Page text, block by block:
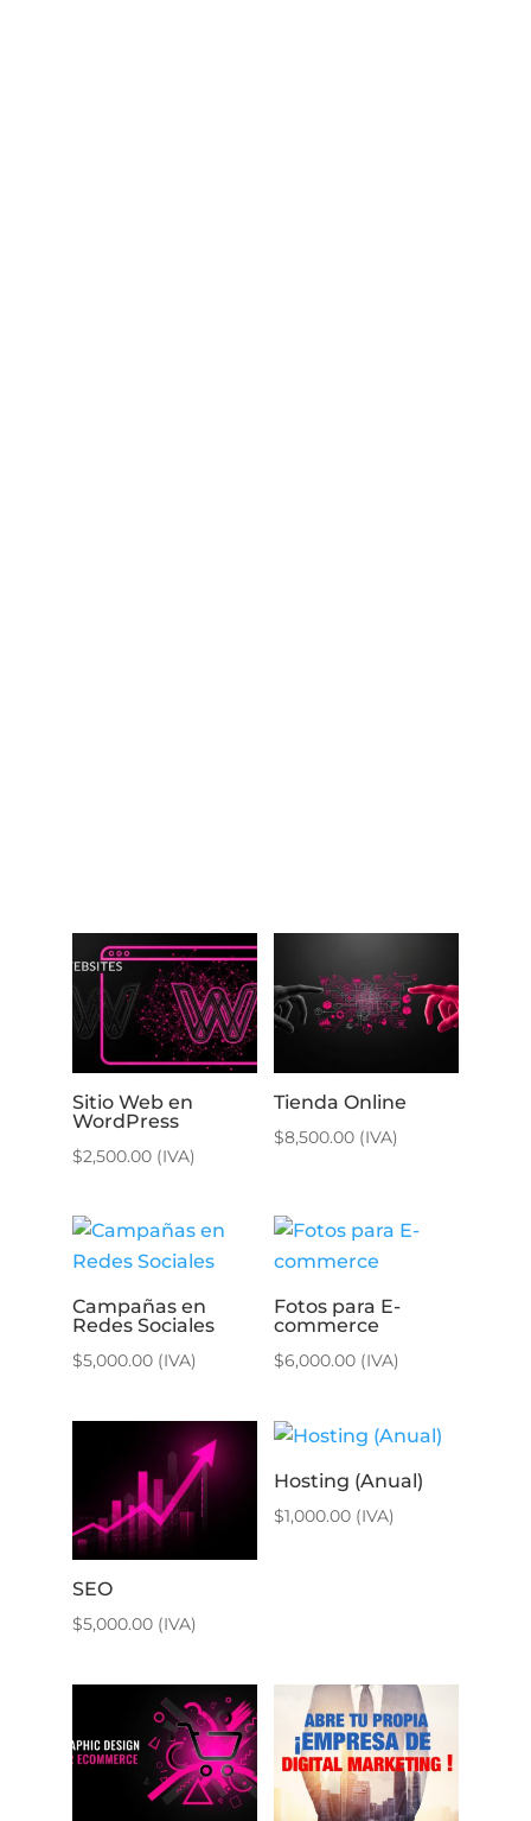
Sitio Web en
WordPress
$2,500.00 (IVA)
Tienda Online
$8,500.00 (IVA)
Campañas en
Redes Sociales
$5,000.00 (IVA)
Fotos para E-
commerce
$6,000.00 (IVA)
SEO
$5,000.00 (IVA)
Hosting (Anual)
$1,000.00 (IVA)